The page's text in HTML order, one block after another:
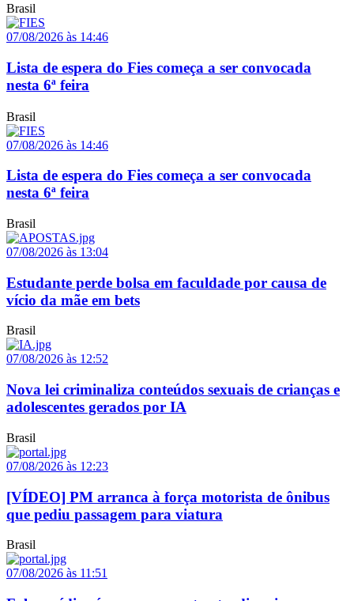
Brasil
07/08/2026 às 14:46
Lista de espera do Fies começa a ser convocada
nesta 6ª feira
Brasil
07/08/2026 às 14:46
Lista de espera do Fies começa a ser convocada
nesta 6ª feira
Brasil
07/08/2026 às 13:04
Estudante perde bolsa em faculdade por causa de
vício da mãe em bets
Brasil
07/08/2026 às 12:52
Nova lei criminaliza conteúdos sexuais de crianças e
adolescentes gerados por IA
Brasil
07/08/2026 às 12:23
[VÍDEO] PM arranca à força motorista de ônibus
que pediu passagem para viatura
Brasil
07/08/2026 às 11:51